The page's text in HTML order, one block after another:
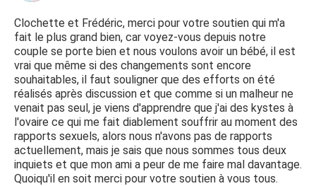
Clochette et Frédéric, merci pour votre soutien qui m'a
fait le plus grand bien, car voyez-vous depuis notre
couple se porte bien et nous voulons avoir un bébé, il est
vrai que même si des changements sont encore
souhaitables, il faut souligner que des efforts on été
réalisés après discussion et que comme si un malheur ne
venait pas seul, je viens d'apprendre que j'ai des kystes à
l'ovaire ce qui me fait diablement souffrir au moment des
rapports sexuels, alors nous n'avons pas de rapports
actuellement, mais je sais que nous sommes tous deux
inquiets et que mon ami a peur de me faire mal davantage.
Quoiqu'il en soit merci pour votre soutien à vous tous.